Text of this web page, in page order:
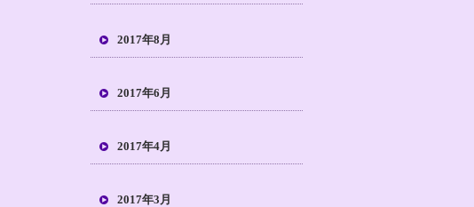
2017年8月
2017年6月
2017年4月
2017年3月